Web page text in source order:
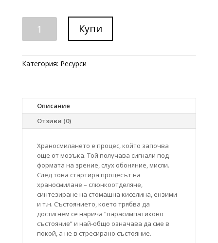
Храносмилане
Купи
Категория: Ресурси
Описание
Отзиви (0)
Храносмилането е процес, който започва
още от мозъка. Той получава сигнали под
формата на зрение, слух обоняние, мисли.
След това стартира процесът на
храносмилане – слюнкоотделяне,
синтезиране на стомашна киселина, ензими
и т.н. Състоянието, което трябва да
достигнем се нарича “парасимпатиково
състояние” и най-общо означава да сме в
покой, а не в стресирано състояние. ⁣